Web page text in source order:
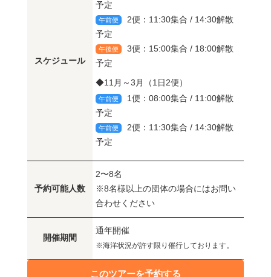
スケジュール
予定
午前便
2便：11:30集合 / 14:30解散
予定
午後便
3便：15:00集合 / 18:00解散
予定
◆11月～3月（1日2便）
午前便
1便：08:00集合 / 11:00解散
予定
午前便
2便：11:30集合 / 14:30解散
予定
予約可能人数
2〜8名
※8名様以上の団体の場合にはお問い
合わせください
開催期間
通年開催
※海洋状況が許す限り催行しております。
このツアーを予約する